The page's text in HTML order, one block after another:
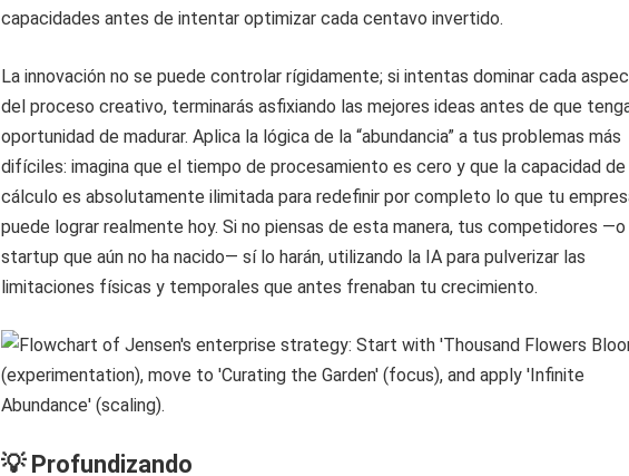
capacidades antes de intentar optimizar cada centavo invertido.
La innovación no se puede controlar rígidamente; si intentas dominar cada
del proceso creativo, terminarás asfixiando las mejores ideas antes de que
oportunidad de madurar. Aplica la lógica de la “abundancia” a tus problemas más
difíciles: imagina que el tiempo de procesamiento es cero y que la capacidad de
cálculo es absolutamente ilimitada para redefinir por completo lo que tu
puede lograr realmente hoy. Si no piensas de esta manera, tus competidores —o
startup que aún no ha nacido— sí lo harán, utilizando la IA para pulverizar las
limitaciones físicas y temporales que antes frenaban tu crecimiento.
💡 Profundizando